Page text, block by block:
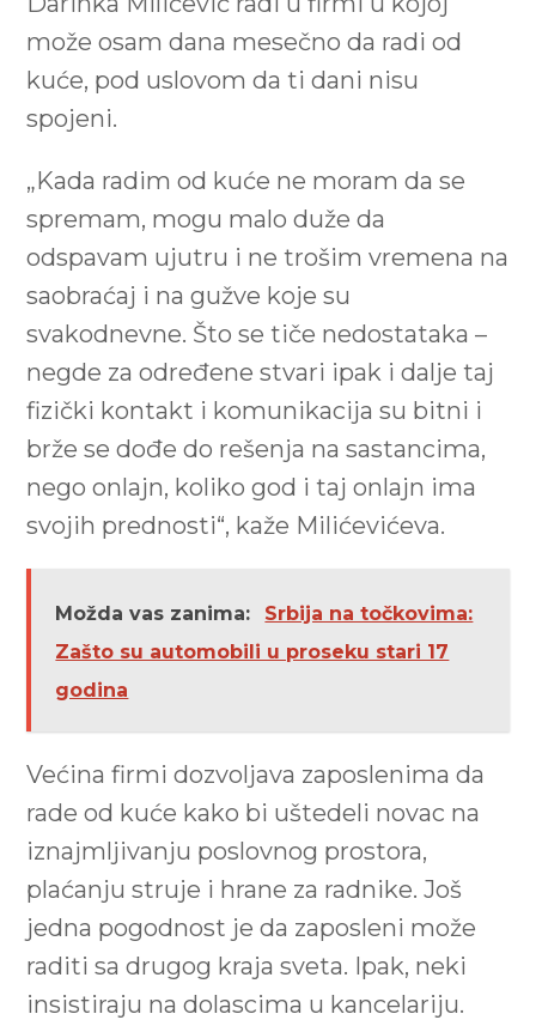
može osam dana mesečno da radi od
kuće, pod uslovom da ti dani nisu
spojeni.
„Kada radim od kuće ne moram da se
spremam, mogu malo duže da
odspavam ujutru i ne trošim vremena na
saobraćaj i na gužve koje su
svakodnevne. Što se tiče nedostataka –
negde za određene stvari ipak i dalje taj
fizički kontakt i komunikacija su bitni i
brže se dođe do rešenja na sastancima,
nego onlajn, koliko god i taj onlajn ima
svojih prednosti“, kaže Milićevićeva.
Možda vas zanima:
Srbija na točkovima:
Zašto su automobili u proseku stari 17
godina
Većina firmi dozvoljava zaposlenima da
rade od kuće kako bi uštedeli novac na
iznajmljivanju poslovnog prostora,
plaćanju struje i hrane za radnike. Još
jedna pogodnost je da zaposleni može
raditi sa drugog kraja sveta. Ipak, neki
insistiraju na dolascima u kancelariju.